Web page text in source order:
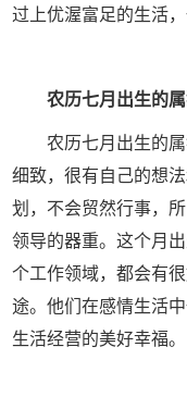
过上优渥富足的生活
农历七月出生的属
农历七月出生的属
细致，很有自己的想
划，不会贸然行事，
领导的器重。这个月
个工作领域，都会有
途。他们在感情生活
生活经营的美好幸福。